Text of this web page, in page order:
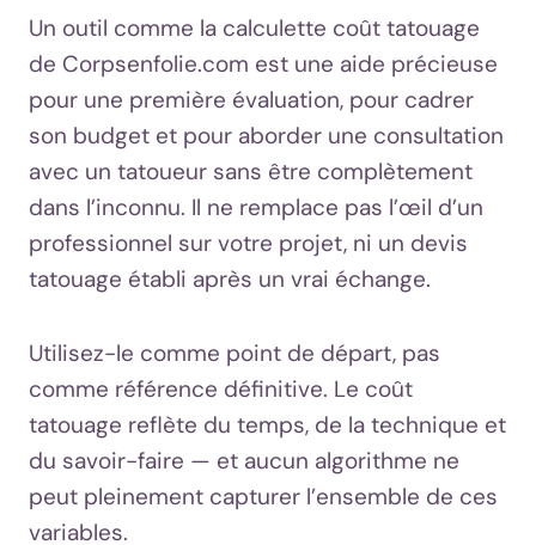
Un outil comme la calculette coût tatouage
de Corpsenfolie.com est une aide précieuse
pour une première évaluation, pour cadrer
son budget et pour aborder une consultation
avec un tatoueur sans être complètement
dans l’inconnu. Il ne remplace pas l’œil d’un
professionnel sur votre projet, ni un devis
tatouage établi après un vrai échange.
Utilisez-le comme point de départ, pas
comme référence définitive. Le coût
tatouage reflète du temps, de la technique et
du savoir-faire — et aucun algorithme ne
peut pleinement capturer l’ensemble de ces
variables.